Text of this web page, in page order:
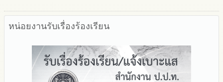
หน่อยงานรับเรื่องร้องเรียน